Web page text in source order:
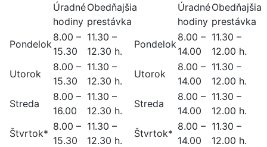
Úradné
hodiny
Obedňajšia
prestávka
Pondelok
8.00 –
15.30
11.30 –
12.30 h.
Utorok
8.00 –
15.30
11.30 –
12.30 h.
Streda
8.00 –
16.00
11.30 –
12.30 h.
Štvrtok*
8.00 –
15.30
11.30 –
12.30 h.
Úradné
hodiny
Obedňajšia
prestávka
Pondelok
8.00 –
14.00
11.30 –
12.00 h.
Utorok
8.00 –
14.00
11.30 –
12.00 h.
Streda
8.00 –
14.00
11.30 –
12.00 h.
Štvrtok*
8.00 –
14.00
11.30 –
12.00 h.